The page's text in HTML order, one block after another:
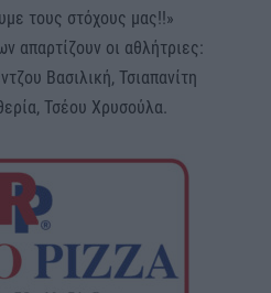
τους στόχους μας!!»
απαρτίζουν οι αθλήτριες:
Βασιλική, Τσιαπανίτη
Τσέου Χρυσούλα.